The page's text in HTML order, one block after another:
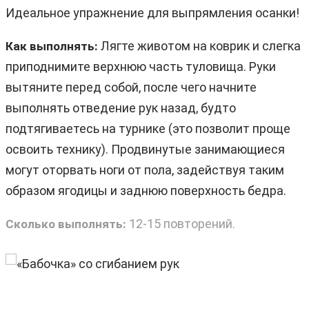
Идеальное упражнение для выпрямления осанки!
Как выполнять: Лягте животом на коврик и слегка
приподнимите верхнюю часть туловища. Руки
вытяните перед собой, после чего начните
выполнять отведение рук назад, будто
подтягиваетесь на турнике (это позволит проще
освоить технику). Продвинутые занимающиеся
могут оторвать ноги от пола, задействуя таким
образом ягодицы и заднюю поверхность бедра.
Сколько выполнять: 12-15 повторений.